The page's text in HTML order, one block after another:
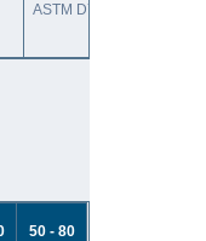
ASTM D792
50 - 80